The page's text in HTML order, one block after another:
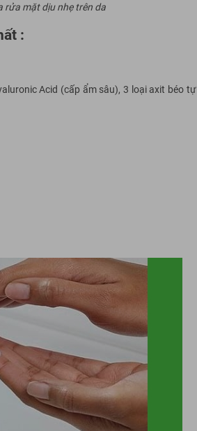
rửa mặt dịu nhẹ trên da
:
Acid (cấp ẩm sâu), 3 loại axit béo tự